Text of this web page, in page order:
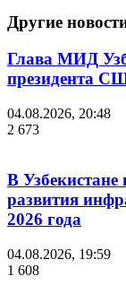
Другие
Глава МИД
президента
04.08.2026, 20:48
2 673
В
развития
2026 года
04.08.2026, 19:59
1 608